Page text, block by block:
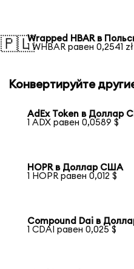
🇵🇱Wrapped HBAR в
1 WHBAR равен 0,2541 zł
Конвертируйте
AdEx Token в Доллар
1 ADX равен 0,0589 $
HOPR в Доллар США
1 HOPR равен 0,012 $
Compound Dai в
1 CDAI равен 0,025 $